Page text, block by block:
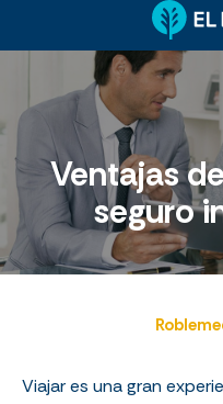
Ventajas
seguro
Viajar es una gran